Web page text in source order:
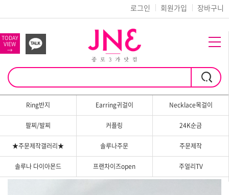
로그인 회원가입 장바구니
Ring반지 Earring귀걸이 Necklace목걸이
팔찌/발찌 커플링 24K순금
★주문제작갤러리★ 솔루나주문 주문제작
솔루나 다이아몬드 프랜차이즈open 주얼리TV
TODAY
VIEW
→